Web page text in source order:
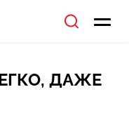
ДАЖЕ